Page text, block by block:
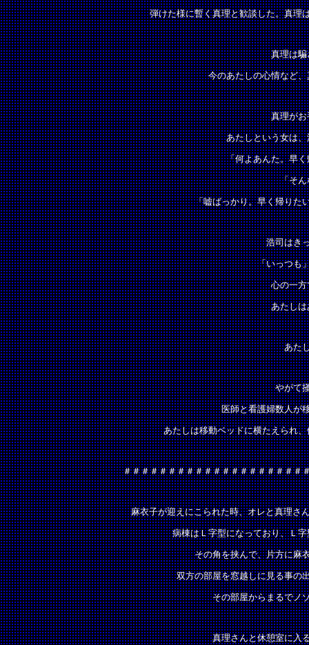
弾けた様に暫く真理と歓談した。真理
真理は
今のあたしの心情など
真理が
あたしという女は
「何よあんた。早
「そん
「嘘ばっかり。早く帰りた
浩司はき
「いっつも
心の一
あたし
あた
やがて
医師と看護婦数人が
あたしは移動ベッドに横たえられ
＃＃＃＃＃＃＃＃＃＃＃＃＃＃＃＃＃＃＃＃
麻衣子が迎えにこられた時、オレと真理さ
病棟はＬ字型になっており、Ｌ
その角を挟んで、片方に麻
双方の部屋を窓越しに見る事の
その部屋からまるでノ
真理さんと休憩室に入